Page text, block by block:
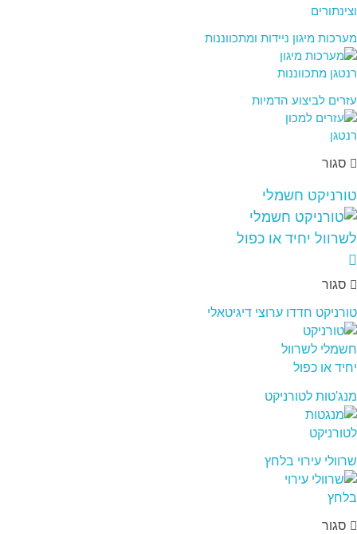
מערכות מיגון ניידות ומתכווננות
עזרים לביצוע הדמיות
סגור
טורניקט חשמלי
סגור
טורניקט חדדו ערוצי דיגיטאלי
מנג'טות לטורניקט
שרוולי עירוי בלחץ
סגור